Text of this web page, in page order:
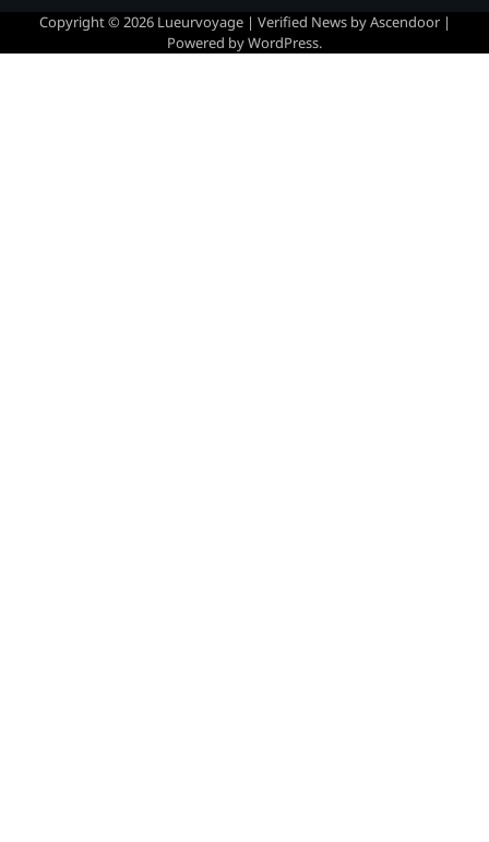
Copyright © 2026 Lueurvoyage| Verified News byAscendoor|
Powered byWordPress.